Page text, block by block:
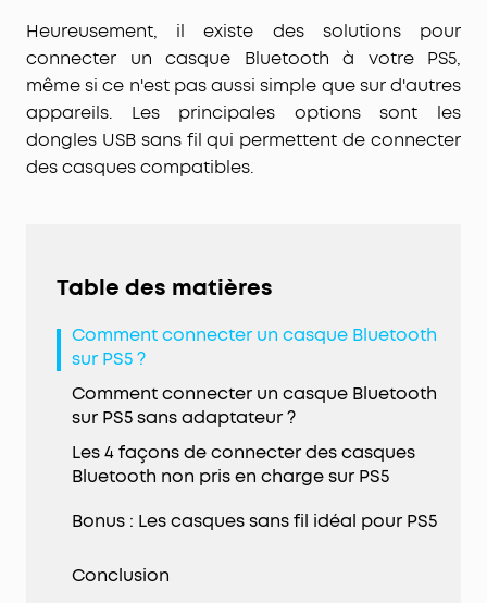
Heureusement, il existe des solutions pour
connecter un casque Bluetooth à votre PS5,
même si ce n'est pas aussi simple que sur d'autres
appareils. Les principales options sont les
dongles USB sans fil qui permettent de connecter
des casques compatibles.
Table des matières
Comment connecter un casque Bluetooth
sur PS5 ?
Comment connecter un casque Bluetooth
sur PS5 sans adaptateur ?
Les 4 façons de connecter des casques
Bluetooth non pris en charge sur PS5
Bonus : Les casques sans fil idéal pour PS5
Conclusion